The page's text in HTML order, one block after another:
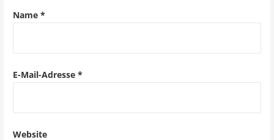
a
o
Name *
E-Mail-Adresse *
Website